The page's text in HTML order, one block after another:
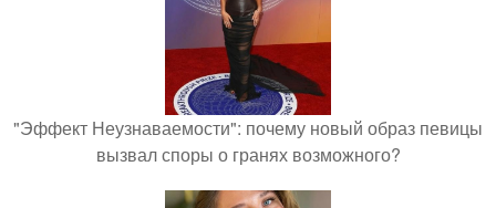
"Эффект Неузнаваемости": почему новый образ певицы
вызвал споры о гранях возможного?